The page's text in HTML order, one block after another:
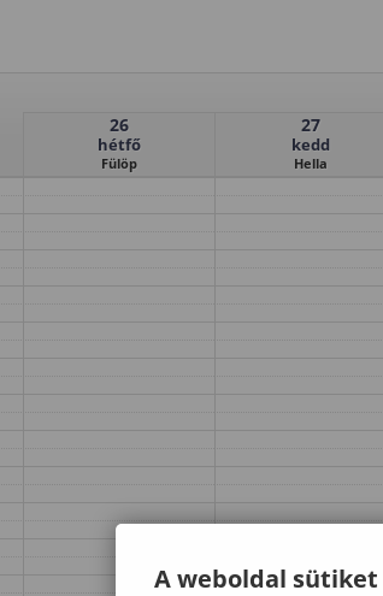
26
hétfő
Fülöp
27
kedd
Hella
A weboldal sütiket